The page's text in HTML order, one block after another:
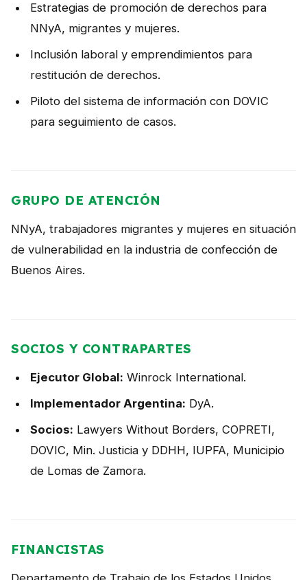
Estrategias de promoción de derechos para
NNyA, migrantes y mujeres.
Inclusión laboral y emprendimientos para
restitución de derechos.
Piloto del sistema de información con DOVIC
para seguimiento de casos.
GRUPO DE ATENCIÓN
NNyA, trabajadores migrantes y mujeres en situación
de vulnerabilidad en la industria de confección de
Buenos Aires.
SOCIOS Y CONTRAPARTES
Ejecutor Global: Winrock International.
Implementador Argentina: DyA.
Socios: Lawyers Without Borders, COPRETI,
DOVIC, Min. Justicia y DDHH, IUPFA, Municipio
de Lomas de Zamora.
FINANCISTAS